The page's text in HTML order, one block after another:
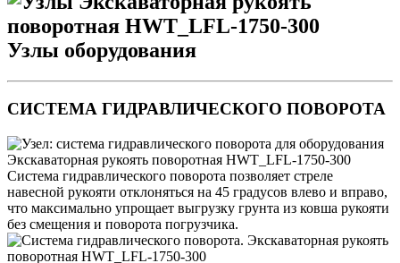
Узлы оборудования
СИСТЕМА ГИДРАВЛИЧЕСКОГО ПОВОРОТА
Система гидравлического поворота позволяет стреле
навесной рукояти отклоняться на 45 градусов влево и вправо,
что максимально упрощает выгрузку грунта из ковша рукояти
без смещения и поворота погрузчика.